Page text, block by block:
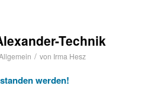
Technik
/ von Irma Hesz
werden!